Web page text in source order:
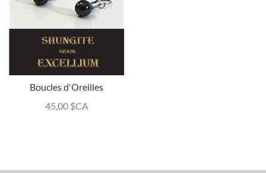
Boucles d'Oreilles
45,00 $CA